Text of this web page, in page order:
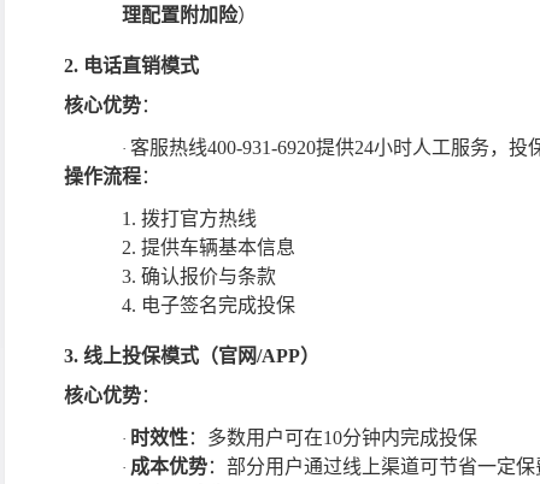
理配置附加险）
2. 电话直销模式
核心优势：
· 客服热线400-931-6920提供24小时人工服务， 投
操作流程：
1. 拨打官方热线
2. 提供车辆基本信息
3. 确认报价与条款
4. 电子签名完成投保
3. 线上投保模式（官网/APP）
核心优势：
· 时效性：多数用户可在10分钟内完成投保
· 成本优势：部分用户通过线上渠道可节省一定保